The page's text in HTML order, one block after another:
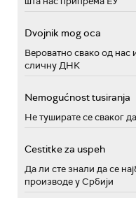
Dvojnik mog oca
Вероватно свако од нас
сличну ДНК
Nemogućnost tusiranja
Не туширате се сваког
Cestitke za uspeh
Да ли сте знали да се
производе у Србији